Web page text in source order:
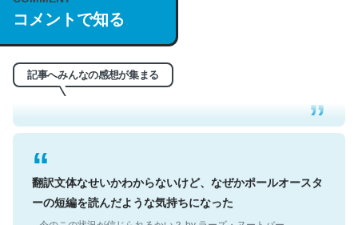
コメントで知る
記事へみんなの感想が集まる
これは名文。彼はとてもクレバーなんだろうなと凄く思
う。英語少しでも読める人は原文もお勧め。自分はこの流
れ好き。Let’s Fucking Go. Then Covid hit. Shit.
─今のこの状況が信じられるかい？ by ラーズ・ヌートバー
翻訳文体なせいかわからないけど、なぜかポールオースタ
ーの短編を読んだような気持ちになった
─今のこの状況が信じられるかい？ by ラーズ・ヌートバー